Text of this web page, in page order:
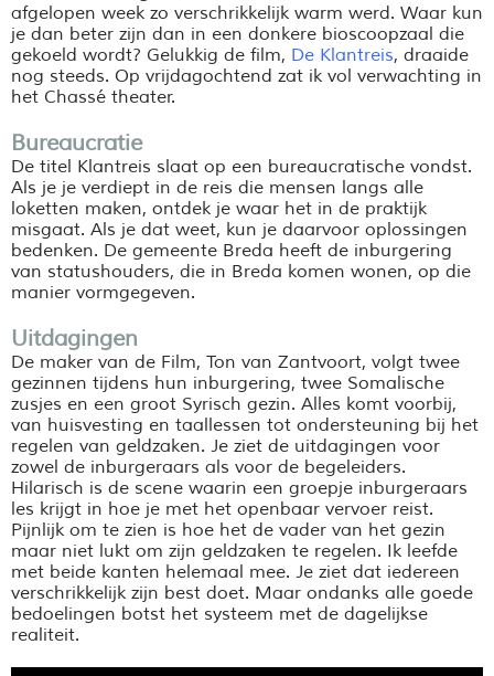
afgelopen week zo verschrikkelijk warm werd. Waar kun
je dan beter zijn dan in een donkere bioscoopzaal die
gekoeld wordt? Gelukkig de film, De Klantreis, draaide
nog steeds. Op vrijdagochtend zat ik vol verwachting in
het Chassé theater.
Bureaucratie
De titel Klantreis slaat op een bureaucratische vondst.
Als je je verdiept in de reis die mensen langs alle
loketten maken, ontdek je waar het in de praktijk
misgaat. Als je dat weet, kun je daarvoor oplossingen
bedenken. De gemeente Breda heeft de inburgering
van statushouders, die in Breda komen wonen, op die
manier vormgegeven.
Uitdagingen
De maker van de Film, Ton van Zantvoort, volgt twee
gezinnen tijdens hun inburgering, twee Somalische
zusjes en een groot Syrisch gezin. Alles komt voorbij,
van huisvesting en taallessen tot ondersteuning bij het
regelen van geldzaken. Je ziet de uitdagingen voor
zowel de inburgeraars als voor de begeleiders.
Hilarisch is de scene waarin een groepje inburgeraars
les krijgt in hoe je met het openbaar vervoer reist.
Pijnlijk om te zien is hoe het de vader van het gezin
maar niet lukt om zijn geldzaken te regelen. Ik leefde
met beide kanten helemaal mee. Je ziet dat iedereen
verschrikkelijk zijn best doet. Maar ondanks alle goede
bedoelingen botst het systeem met de dagelijkse
realiteit.